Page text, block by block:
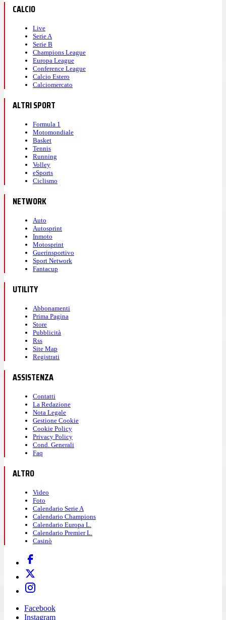
CALCIO
Live
Serie A
Serie B
Champions League
Europa League
Conference League
Calcio Estero
Calciomercato
ALTRI SPORT
Formula 1
Motomondiale
Basket
Tennis
Running
Volley
eSports
Ciclismo
NETWORK
Auto
Autosprint
Inmoto
Motosprint
Guerinsportivo
Sport Network
Fantacup
UTILITY
Abbonamenti
Prima Pagina
Store
Pubblicità
Rss
Site Map
Registrati
ASSISTENZA
Contatti
La Redazione
Nota Legale
Gestione Cookie
Cookie Policy
Privacy Policy
Cond. Generali
Faq
ALTRO
Video
Foto
Calendario Serie A
Calendario Champions
Calendario Europa L.
Calendario Premier L.
Casinò
Facebook
Instagram